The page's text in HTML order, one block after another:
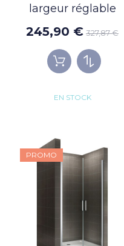
largeur réglable
245,90 € 327,87 €
EN STOCK
PROMO